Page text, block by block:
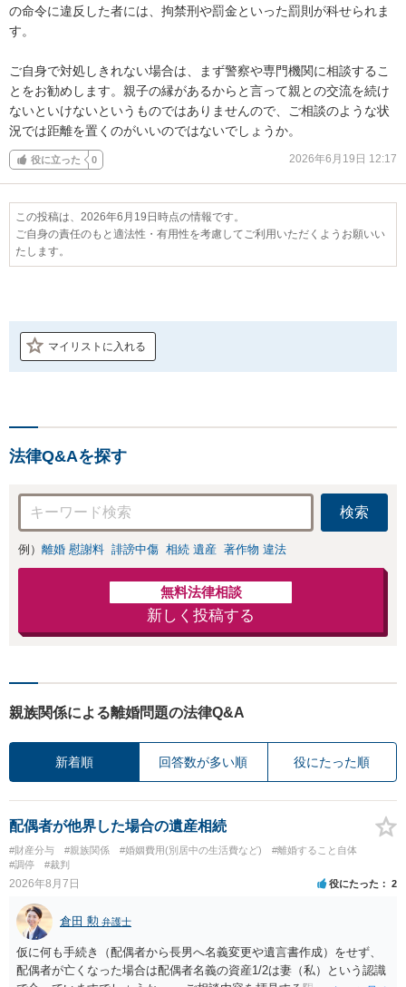
の命令に違反した者には、拘禁刑や罰金といった罰則が科せられま
す。
ご自身で対処しきれない場合は、まず警察や専門機関に相談するこ
とをお勧めします。親子の縁があるからと言って親との交流を続け
ないといけないというものではありませんので、ご相談のような状
況では距離を置くのがいいのではないでしょうか。
役に立った 0 2026年6月19日 12:17
この投稿は、2026年6月19日時点の情報です。
ご自身の責任のもと適法性・有用性を考慮してご利用いただくようお願いい
たします。
マイリストに入れる
法律Q&Aを探す
検索
例） 離婚 慰謝料 誹謗中傷 相続 遺産 著作物 違法
無料法律相談
新しく投稿する
親族関係による離婚問題の法律Q&A
新着順 回答数が多い順 役にたった順
配偶者が他界した場合の遺産相続
#財産分与 #親族関係 #婚姻費用(別居中の生活費など)
#離婚すること自体
#調停
#裁判
2026年8月7日 役にたった 2
倉田 勲 弁護士
仮に何も手続き（配偶者から長男へ名義変更や遺言書作成）をせず、
配偶者が亡くなった場合は配偶者名義の資産1/2は妻（私）という認識